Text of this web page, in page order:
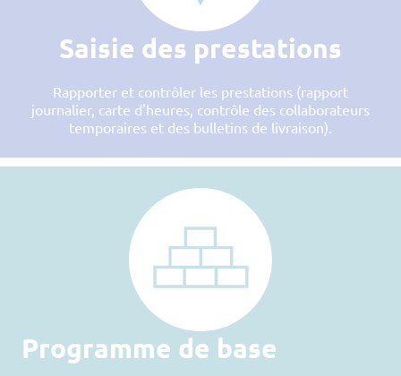
Programme de base
Saisie des prestations
Rapporter et contrôler les prestations (rapport
journalier, carte d'heures, contrôle des collaborateurs
temporaires et des bulletins de livraison).